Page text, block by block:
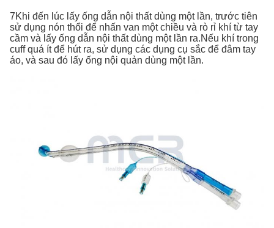
7Khi đến lúc lấy ống dẫn nội thất dùng một lần, trước tiên
sử dụng nón thổi để nhấn van một chiều và rò rỉ khí từ tay
cầm và lấy ống dẫn nội thất dùng một lần ra.Nếu khí trong
cuff quá ít để hút ra, sử dụng các dụng cụ sắc để đâm tay
áo, và sau đó lấy ống nội quản dùng một lần.